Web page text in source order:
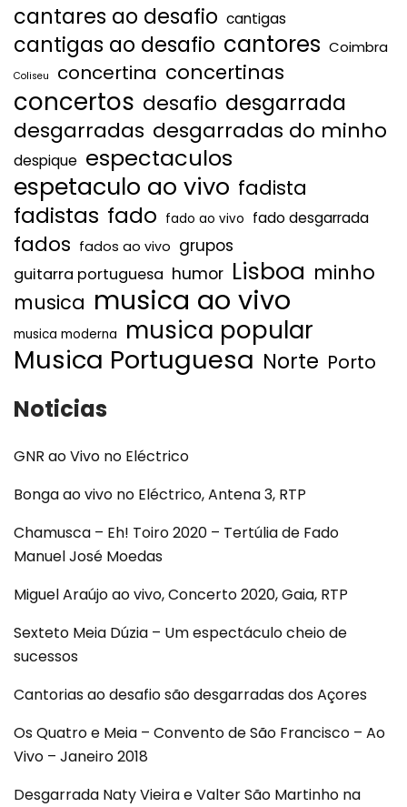
cantares ao desafio cantigas
cantigas ao desafio cantores Coimbra
Coliseu concertina concertinas
concertos desafio desgarrada
desgarradas desgarradas do minho
despique espectaculos
espetaculo ao vivo fadista
fadistas fado fado ao vivo fado desgarrada
fados fados ao vivo grupos
guitarra portuguesa humor Lisboa minho
musica musica ao vivo
musica moderna musica popular
Musica Portuguesa Norte Porto
Noticias
GNR ao Vivo no Eléctrico
Bonga ao vivo no Eléctrico, Antena 3, RTP
Chamusca – Eh! Toiro 2020 – Tertúlia de Fado
Manuel José Moedas
Miguel Araújo ao vivo, Concerto 2020, Gaia, RTP
Sexteto Meia Dúzia – Um espectáculo cheio de
sucessos
Cantorias ao desafio são desgarradas dos Açores
Os Quatro e Meia – Convento de São Francisco – Ao
Vivo – Janeiro 2018
Desgarrada Naty Vieira e Valter São Martinho na